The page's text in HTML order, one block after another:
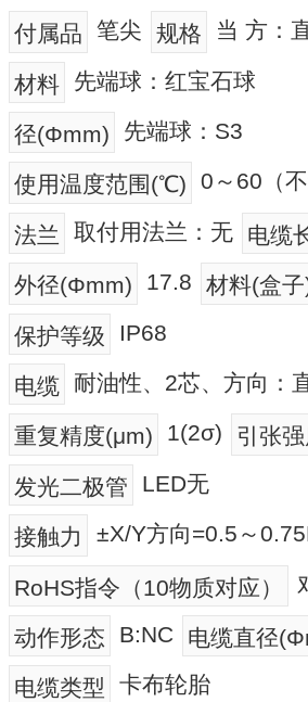
付属品
笔尖 规格 当 方：
材料 先端球：红宝石球
径(Φmm) 先端球：S3
使用温度范围(℃) 0～60（不
法兰 取付用法兰：无 电缆
外径(Φmm) 17.8 材料(盒子
保护等级 IP68
电缆 耐油性、2芯、方向：
重复精度(μm) 1(2σ) 引张
发光二极管 LED无
接触力 ±X/Y方向=0.5～
RoHS指令（10物质对应）
动作形态 B:NC 电缆直径
电缆类型 卡布轮胎